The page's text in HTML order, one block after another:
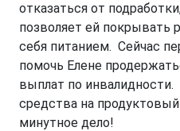
отказаться от
позволяет ей покрывать
себя питанием. Сейчас
помочь Елене
выплат по
средства на
минутное дело!